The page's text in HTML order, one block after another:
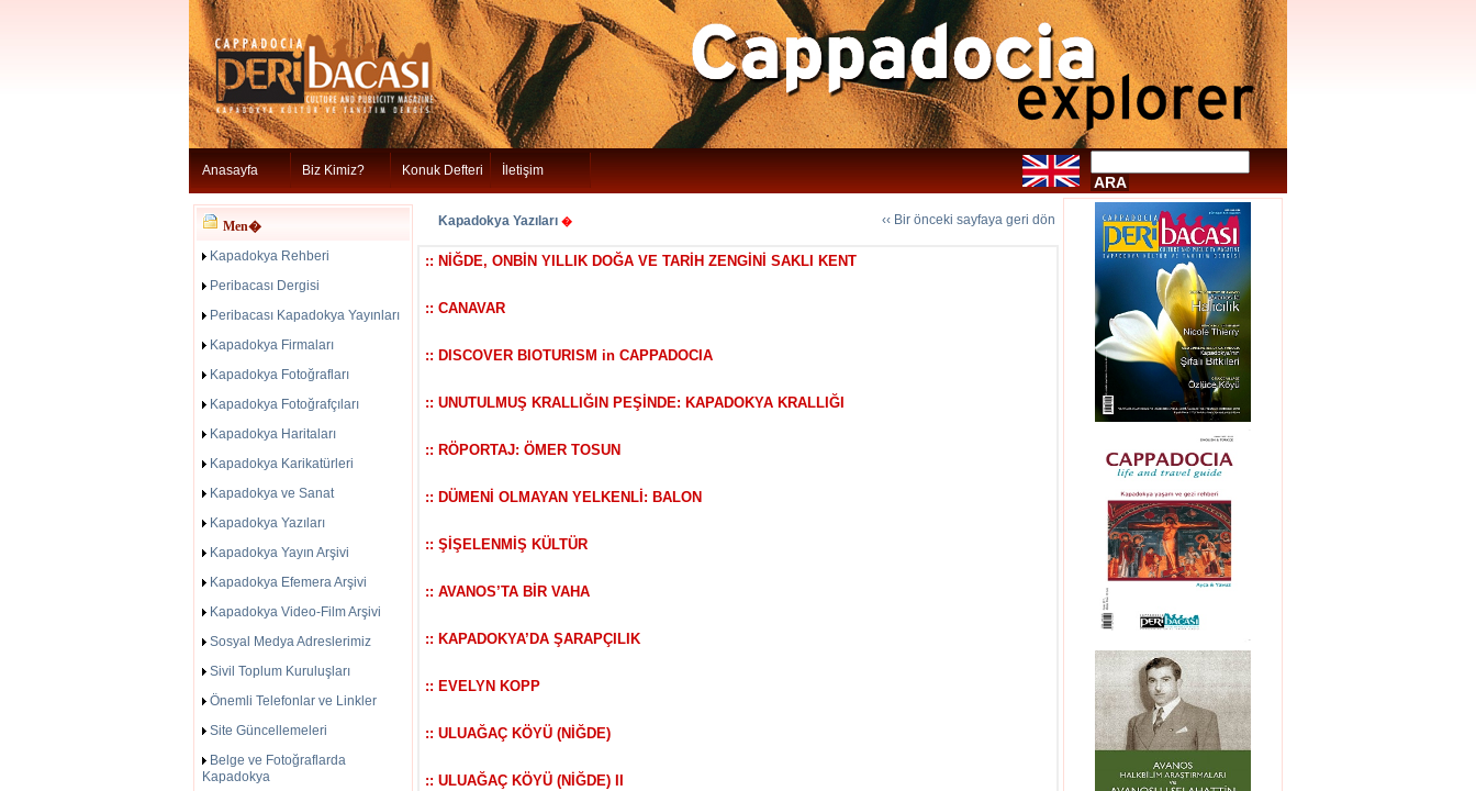
Anasayfa Biz Kimiz? Konuk Defteri İletişim
Men�
Kapadokya Rehberi
Peribacası Dergisi
Peribacası Kapadokya Yayınları
Kapadokya Firmaları
Kapadokya Fotoğrafları
Kapadokya Fotoğrafçıları
Kapadokya Haritaları
Kapadokya Karikatürleri
Kapadokya ve Sanat
Kapadokya Yazıları
Kapadokya Yayın Arşivi
Kapadokya Efemera Arşivi
Kapadokya Video-Film Arşivi
Sosyal Medya Adreslerimiz
Sivil Toplum Kuruluşları
Önemli Telefonlar ve Linkler
Site Güncellemeleri
Belge ve Fotoğraflarda
Kapadokya
Kapadokya Yazıları � ‹‹ Bir önceki sayfaya geri dön
:: NİĞDE, ONBİN YILLIK DOĞA VE TARİH ZENGİNİ SAKLI KENT
:: CANAVAR
:: DISCOVER BIOTURISM in CAPPADOCIA
:: UNUTULMUŞ KRALLIĞIN PEŞİNDE: KAPADOKYA KRALLIĞI
:: RÖPORTAJ: ÖMER TOSUN
:: DÜMENİ OLMAYAN YELKENLİ: BALON
:: ŞİŞELENMİŞ KÜLTÜR
:: AVANOS’TA BİR VAHA
:: KAPADOKYA’DA ŞARAPÇILIK
:: EVELYN KOPP
:: ULUAĞAÇ KÖYÜ (NİĞDE)
:: ULUAĞAÇ KÖYÜ (NİĞDE) II